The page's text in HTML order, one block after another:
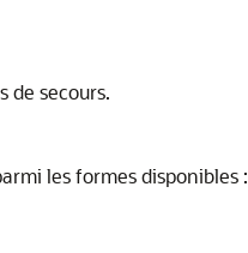
de secours.
les formes disponibles :